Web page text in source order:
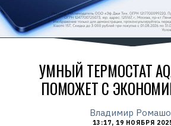
УМНЫЙ ТЕРМОСТАТ
ПОМОЖЕТ С
Владимир
13:17, 19 НОЯБРЯ